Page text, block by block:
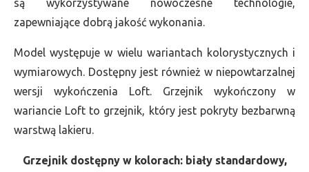
są wykorzystywane nowoczesne technologie,
zapewniające dobrą jakość wykonania.
Model występuje w wielu wariantach kolorystycznych i
wymiarowych. Dostępny jest również w niepowtarzalnej
wersji wykończenia Loft. Grzejnik wykończony w
wariancie Loft to grzejnik, który jest pokryty bezbarwną
warstwą lakieru.
Grzejnik dostępny w kolorach: biały standardowy,